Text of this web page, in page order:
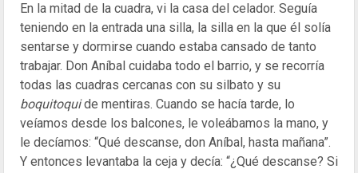
En la mitad de la cuadra, vi la casa del celador. Seguía
teniendo en la entrada una silla, la silla en la que él solía
sentarse y dormirse cuando estaba cansado de tanto
trabajar. Don Aníbal cuidaba todo el barrio, y se recorría
todas las cuadras cercanas con su silbato y su
boquitoquide mentiras. Cuando se hacía tarde, lo
veíamos desde los balcones, le voleábamos la mano, y
le decíamos: “Qué descanse, don Aníbal, hasta mañana”.
Y entonces levantaba la ceja y decía: “¿Qué descanse? Si